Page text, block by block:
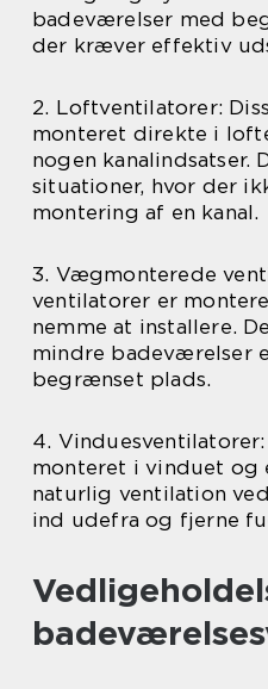
badeværelser med
der kræver effektiv
2. Loftventilatorer:
monteret direkte i
nogen kanalindsatser.
situationer, hvor der
montering af en kanal.
3. Vægmonterede
ventilatorer er
nemme at installere.
mindre badeværelser
begrænset plads.
4.
monteret i vinduet og
naturlig ventilation
ind udefra og fjerne